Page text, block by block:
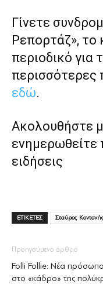
Γίνετε
Ρεπορτάζ», το
περιοδικό για
περισσότερες
εδώ.
Ακολουθήστε
ενημερωθείτε
ειδήσεις
ΕΤΙΚΕΤΕΣ Σταύρος
Προηγούμενο άρθρο
Folli Follie: Νέα
στο «κάδρο» της